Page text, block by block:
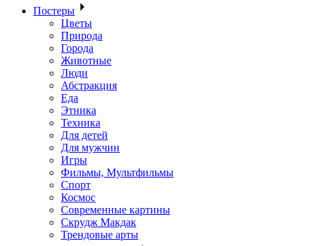
Постеры
Цветы
Природа
Города
Животные
Люди
Абстракция
Еда
Этника
Техника
Для детей
Для мужчин
Игры
Фильмы, Мультфильмы
Спорт
Космос
Современные картины
Скрудж Макдак
Трендовые арты